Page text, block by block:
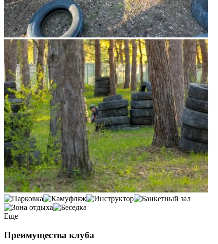
Еще
Преимущества клуба